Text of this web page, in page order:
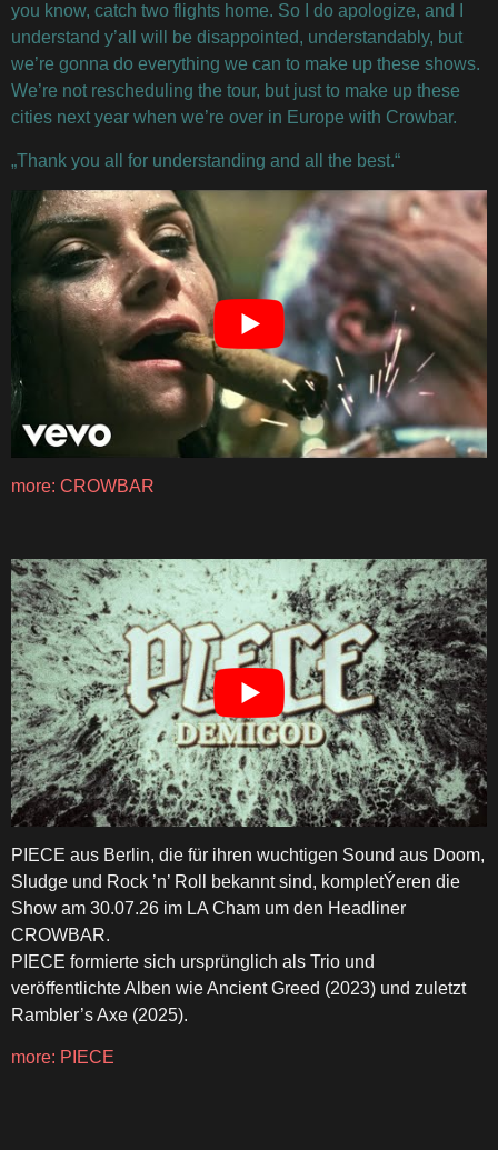
you know, catch two flights home. So I do apologize, and I
understand y’all will be disappointed, understandably, but
we’re gonna do everything we can to make up these shows.
We’re not rescheduling the tour, but just to make up these
cities next year when we’re over in Europe with Crowbar.
„Thank you all for understanding and all the best.“
more: CROWBAR
PIECE aus Berlin, die für ihren wuchtigen Sound aus Doom,
Sludge und Rock ’n’ Roll bekannt sind, kompletÝeren die
Show am 30.07.26 im LA Cham um den Headliner
CROWBAR.
PIECE formierte sich ursprünglich als Trio und
veröffentlichte Alben wie Ancient Greed (2023) und zuletzt
Rambler’s Axe (2025).
more: PIECE